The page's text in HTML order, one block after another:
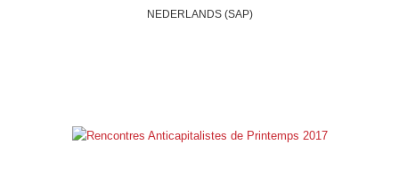
NEDERLANDS (SAP)